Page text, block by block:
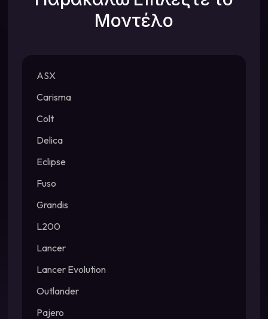
Μοντέλο
ASX
Carisma
Colt
Delica
Eclipse
Fuso
Grandis
L200
Lancer
Lancer Evolution
Outlander
Pajero